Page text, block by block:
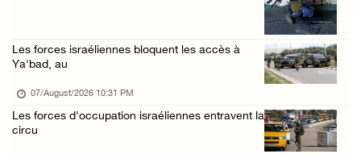
Nouvelles incursions à Bethléem et Tubas : d ...
07/August/2026 08:54 AM
Les forces israéliennes bloquent les accès à
Ya'bad, au
07/August/2026 10:31 PM
Les forces d'occupation israéliennes entravent la
circu